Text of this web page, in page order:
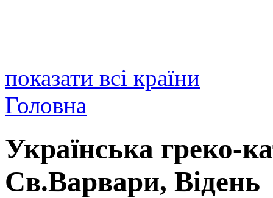
показати всі країни
Головна
Українська греко-
Св.Варвари, Відень